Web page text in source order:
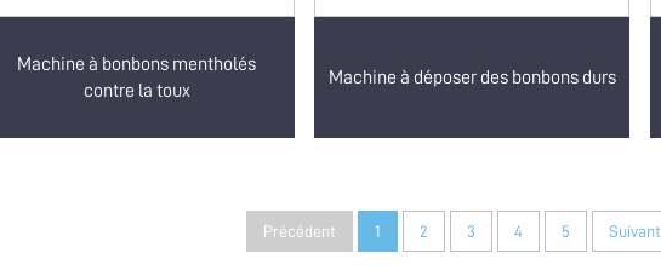
Machine à bonbons mentholés
contre la toux
Machine à déposer des bonbons durs
Précédent 1 2 3 4 5 Suivant